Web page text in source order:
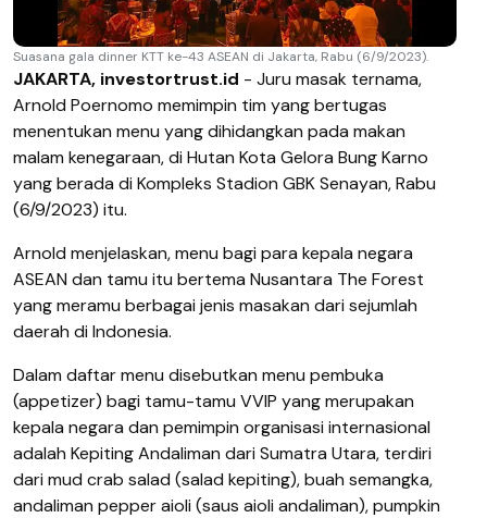
Suasana gala dinner KTT ke-43 ASEAN di Jakarta, Rabu (6/9/2023).
JAKARTA, investortrust.id - Juru masak ternama,
Arnold Poernomo memimpin tim yang bertugas
menentukan menu yang dihidangkan pada makan
malam kenegaraan, di Hutan Kota Gelora Bung Karno
yang berada di Kompleks Stadion GBK Senayan, Rabu
(6/9/2023) itu.
Arnold menjelaskan, menu bagi para kepala negara
ASEAN dan tamu itu bertema Nusantara The Forest
yang meramu berbagai jenis masakan dari sejumlah
daerah di Indonesia.
Dalam daftar menu disebutkan menu pembuka
(appetizer) bagi tamu-tamu VVIP yang merupakan
kepala negara dan pemimpin organisasi internasional
adalah Kepiting Andaliman dari Sumatra Utara, terdiri
dari mud crab salad (salad kepiting), buah semangka,
andaliman pepper aioli (saus aioli andaliman), pumpkin